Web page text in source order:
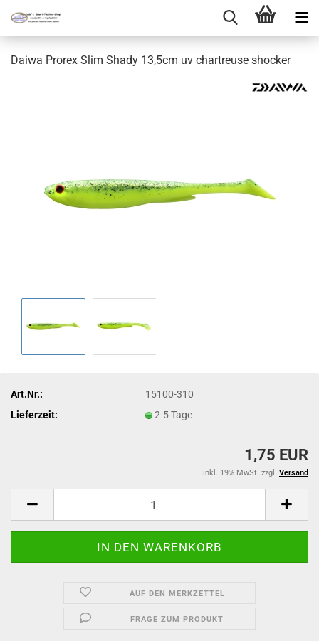
Daiwa Prorex Slim Shady 13,5cm uv chartreuse shocker
Art.Nr.:
15100-310
Lieferzeit:
2-5 Tage
1,75 EUR
inkl. 19% MwSt. zzgl. Versand
AUF DEN MERKZETTEL
FRAGE ZUM PRODUKT